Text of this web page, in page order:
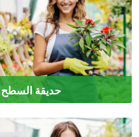
حديقة السطح
على مستوى الأرض. في الواقع ،